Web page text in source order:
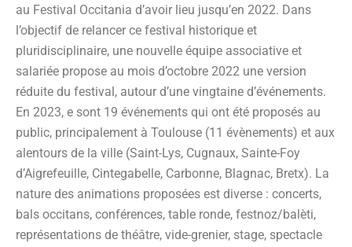
au Festival Occitania d’avoir lieu jusqu’en 2022. Dans
l’objectif de relancer ce festival historique et
pluridisciplinaire, une nouvelle équipe associative et
salariée propose au mois d’octobre 2022 une version
réduite du festival, autour d’une vingtaine d’événements.
En 2023, e sont 19 événements qui ont été proposés au
public, principalement à Toulouse (11 évènements) et aux
alentours de la ville (Saint-Lys, Cugnaux, Sainte-Foy
d’Aigrefeuille, Cintegabelle, Carbonne, Blagnac, Bretx). La
nature des animations proposées est diverse : concerts,
bals occitans, conférences, table ronde, festnoz/balèti,
représentations de théâtre, vide-grenier, stage, spectacle